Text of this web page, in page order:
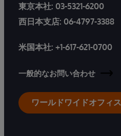
東京本社: 03-5321-6200
西日本支店: 06-4797-3388
米国本社: +1-617-621-0700
一般的なお問い合わせ
ワールドワイドオフィス